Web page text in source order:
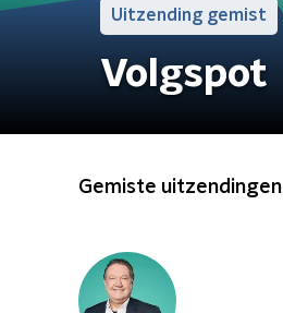
Uitzending gemist
Volgspot
Gemiste uitzendingen